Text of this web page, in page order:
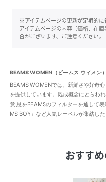
※アイテムページの更新が定期的
アイテムページの内容（価格、在
合がございます。ご注意ください。
BEAMS WOMEN（ビームス ウイメン）
BEAMS WOMENでは、新鮮さや好奇
を提供しています。既成概念にとらわ
意 思をBEAMSのフィルターを通して
MS BOY」など人気レーベルが集結した
おすす